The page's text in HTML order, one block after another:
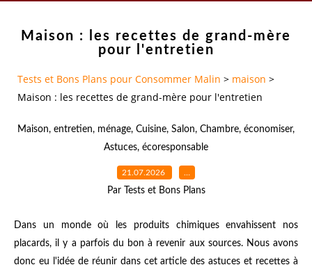
Maison : les recettes de grand-mère
pour l'entretien
Tests et Bons Plans pour Consommer Malin > maison >
Maison : les recettes de grand-mère pour l'entretien
Maison, entretien, ménage, Cuisine, Salon, Chambre, économiser,
Astuces, écoresponsable
21.07.2026 …
Par Tests et Bons Plans
Dans un monde où les produits chimiques envahissent nos
placards, il y a parfois du bon à revenir aux sources. Nous avons
donc eu l'idée de réunir dans cet article des astuces et recettes à